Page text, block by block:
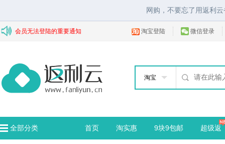
网购，不要忘了用返利
会员无法登陆的重要通知 淘宝登陆 微信登录
淘宝
全部分类 首页 淘实惠 9块9包邮 超级返